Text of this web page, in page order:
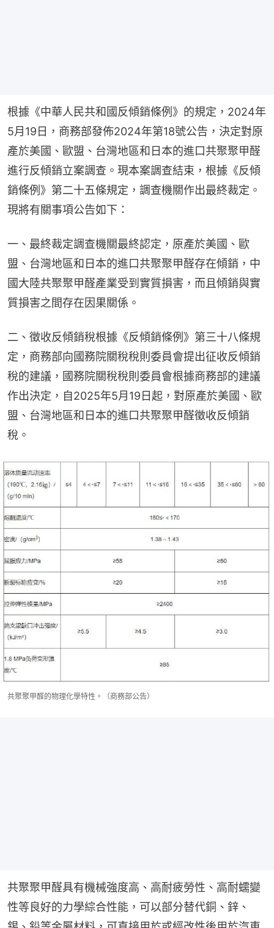
根據《中華人民共和國反傾銷條例》的規定，2024年
5月19日，商務部發佈2024年第18號公告，決定對原
產於美國、歐盟、台灣地區和日本的進口共聚聚甲醛
進行反傾銷立案調查。現本案調查結束，根據《反傾
銷條例》第二十五條規定，調查機關作出最終裁定。
現將有關事項公告如下：
一、最終裁定調查機關最終認定，原產於美國、歐
盟、台灣地區和日本的進口共聚聚甲醛存在傾銷，中
國大陸共聚聚甲醛產業受到實質損害，而且傾銷與實
質損害之間存在因果關係。
二、徵收反傾銷稅根據《反傾銷條例》第三十八條規
定，商務部向國務院關稅稅則委員會提出征收反傾銷
稅的建議，國務院關稅稅則委員會根據商務部的建議
作出決定，自2025年5月19日起，對原產於美國、歐
盟、台灣地區和日本的進口共聚聚甲醛徵收反傾銷
稅。
共聚聚甲醛的物理化學特性。（商務部公告）
共聚聚甲醛具有機械強度高、高耐疲勞性、高耐蠕變
性等良好的力學綜合性能，可以部分替代銅、鋅、